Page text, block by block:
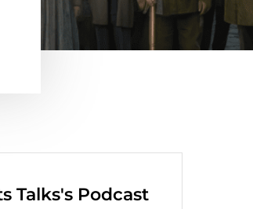
Talks's Podcast